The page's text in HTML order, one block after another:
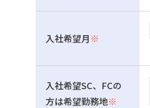
入社希望月※
入社希望SC、FCの
方は希望勤務地※